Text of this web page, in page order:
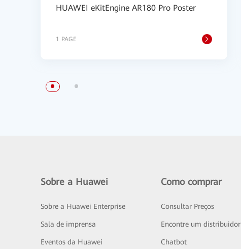
HUAWEI eKitEngine AR180 Pro Poster
1 PAGE
Sobre a Huawei
Sobre a Huawei Enterprise
Sala de imprensa
Eventos da Huawei
Como comprar
Consultar Preços
Encontre um distribuidor
Chatbot